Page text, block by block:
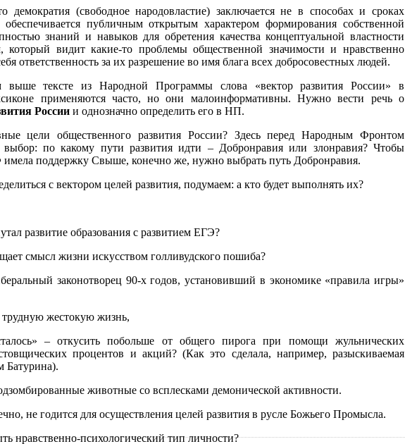
демократия (свободное народовластие) заключается не в способах и сроках
публичным открытым характером формирования собственной
знаний и навыков для обретения качества концептуальной властности
который видит какие-то проблемы общественной значимости и нравственно
ответственность за их разрешение во имя блага всех добросовестных людей.
тексте из Народной Программы слова «вектор развития России» в
применяются часто, но они малоинформативны. Нужно вести речь о
России и однозначно определить его в НП.
цели общественного развития России? Здесь перед Народным Фронтом
выбор: по какому пути развития идти – Добронравия или злонравия? Чтобы
имела поддержку Свыше, конечно же, нужно выбрать путь Добронравия.
с вектором целей развития, подумаем: а кто будет выполнять их?
развитие образования с развитием ЕГЭ?
смысл жизни искусством голливудского пошиба?
законотворец 90-х годов, установивший в экономике «правила игры»
жестокую жизнь,
– откусить побольше от общего пирога при помощи жульнических
процентов и акций? (Как это сделала, например, разыскиваемая
Батурина).
животные со всплесками демонической активности.
не годится для осуществления целей развития в русле Божьего Промысла.
нравственно-психологический тип личности?